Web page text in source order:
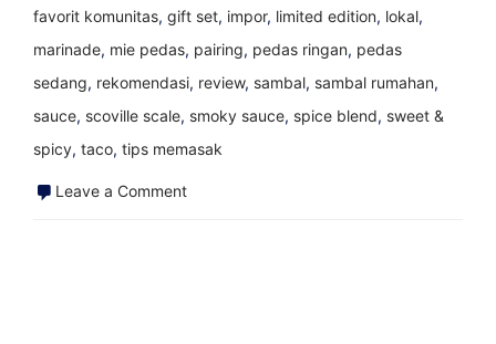
favorit komunitas, gift set, impor, limited edition, lokal,
marinade, mie pedas, pairing, pedas ringan, pedas
sedang, rekomendasi, review, sambal, sambal rumahan,
sauce, scoville scale, smoky sauce, spice blend, sweet &
spicy, taco, tips memasak
Leave a Commenton